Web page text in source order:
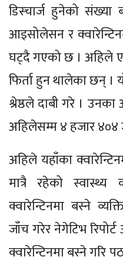
डिस्चार्ज हुनेको
आइसोलेसन र
घट्दै गएको छ । अहिले
फिर्ता हुन थालेका छन् ।
श्रेष्ठले दाबी गरे ।
अहिलेसम्म ४ हजार
अहिले यहाँका
मात्रै रहेको
क्वारेन्टिनमा बस्ने
जाँच गरेर नेगेटिभ
क्वारेन्टिनमा बस्ने गरि